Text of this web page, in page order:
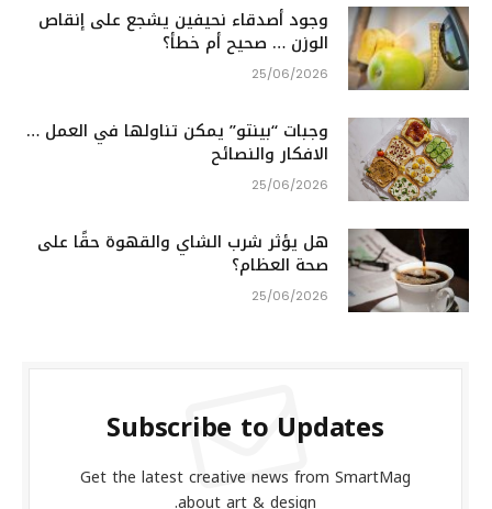
وجود أصدقاء نحيفين يشجع على إنقاص
الوزن … صحيح أم خطأ؟
25/06/2026
وجبات “بينتو” يمكن تناولها في العمل …
الافكار والنصائح
25/06/2026
هل يؤثر شرب الشاي والقهوة حقًا على
صحة العظام؟
25/06/2026
Subscribe to Updates
Get the latest creative news from SmartMag
about art & design.